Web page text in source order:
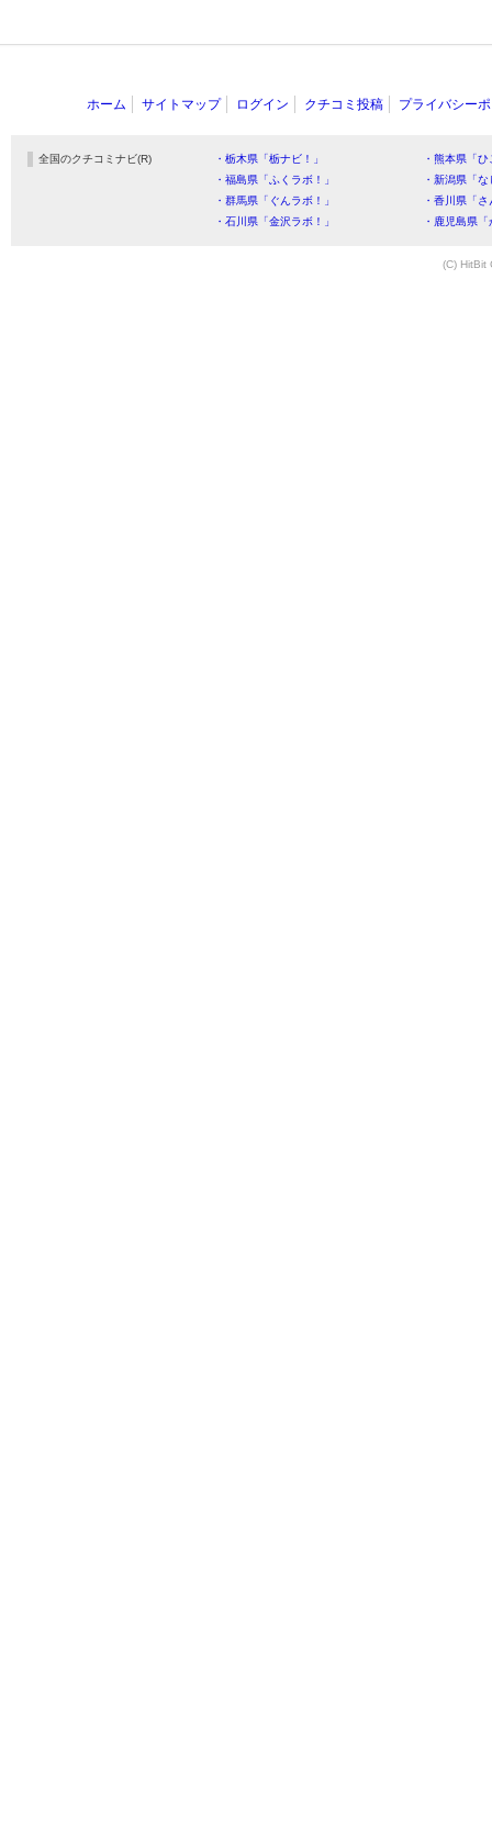
ホーム サイトマップ ログイン クチコミ投稿 プライバシー
全国のクチコミナビ(R) ・栃木県「栃ナビ！」
・熊本県「
・福島県「ふくラボ！」
・新潟県「
・群馬県「ぐんラボ！」
・香川県「
・石川県「金沢ラボ！」
・鹿児島県
(C) HitBit